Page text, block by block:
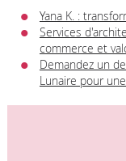
Yana K. :
Services
commerce et
Demandez un
Lunaire pour